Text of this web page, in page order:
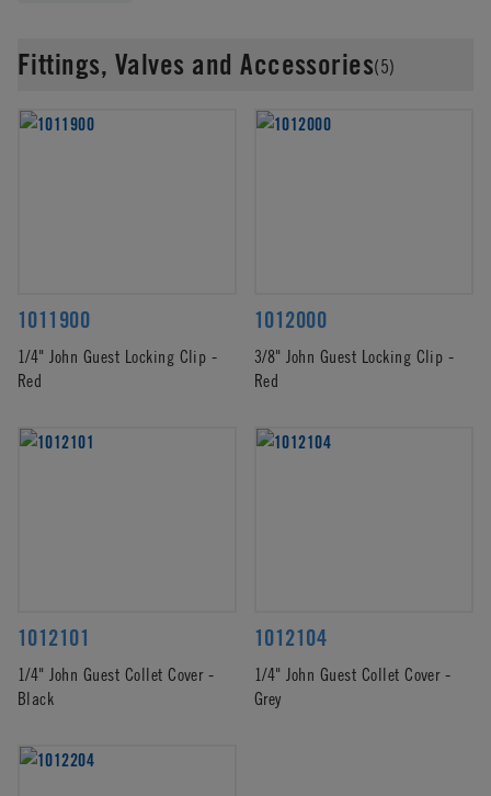
Fittings, Valves and Accessories(5)
1011900
1/4" John Guest Locking Clip -
Red
1012000
3/8" John Guest Locking Clip -
Red
1012101
1/4" John Guest Collet Cover -
Black
1012104
1/4" John Guest Collet Cover -
Grey